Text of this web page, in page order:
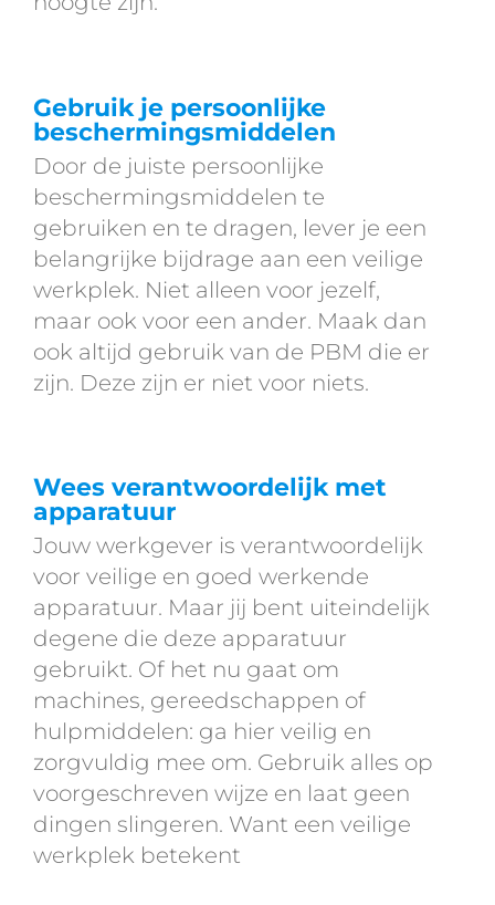
Gebruik je persoonlijke
beschermingsmiddelen
Door de juiste persoonlijke
beschermingsmiddelen te
gebruiken en te dragen, lever je een
belangrijke bijdrage aan een veilige
werkplek. Niet alleen voor jezelf,
maar ook voor een ander. Maak dan
ook altijd gebruik van de PBM die er
zijn. Deze zijn er niet voor niets.
Wees verantwoordelijk met
apparatuur
Jouw werkgever is verantwoordelijk
voor veilige en goed werkende
apparatuur. Maar jij bent uiteindelijk
degene die deze apparatuur
gebruikt. Of het nu gaat om
machines, gereedschappen of
hulpmiddelen: ga hier veilig en
zorgvuldig mee om. Gebruik alles op
voorgeschreven wijze en laat geen
dingen slingeren. Want een veilige
werkplek betekent